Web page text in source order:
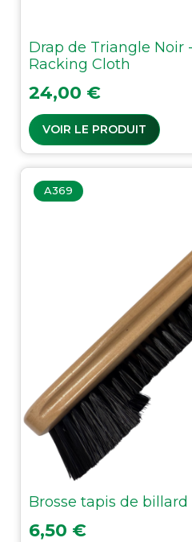
Drap de Triangle Noir
Racking Cloth
Prix
24,00 €
VOIR LE PRODUIT
A369
Brosse tapis de billard
Prix
6,50 €